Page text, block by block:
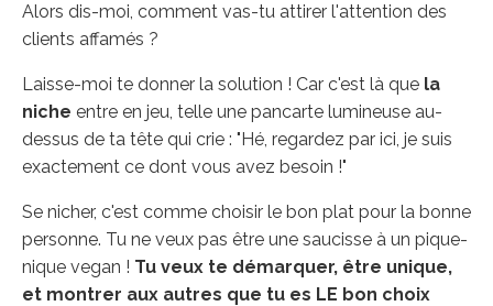
Alors dis-moi, comment vas-tu attirer l'attention des
clients affamés ?
Laisse-moi te donner la solution ! Car c'est là que la
niche entre en jeu, telle une pancarte lumineuse au-
dessus de ta tête qui crie : "Hé, regardez par ici, je suis
exactement ce dont vous avez besoin !"
Se nicher, c'est comme choisir le bon plat pour la bonne
personne. Tu ne veux pas être une saucisse à un pique-
nique vegan ! Tu veux te démarquer, être unique,
et montrer aux autres que tu es LE bon choix